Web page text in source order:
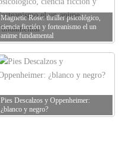
Magnetic Rose: thriller psicológico,
ciencia ficción y forteanismo el un
anime fundamental
Pies Descalzos y Oppenheimer:
¿blanco y negro?